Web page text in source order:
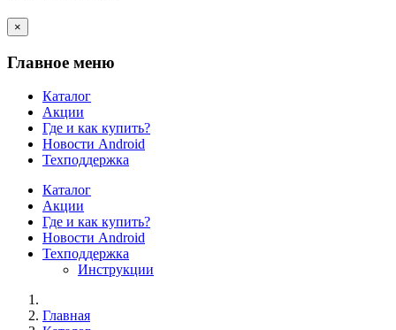
×
Главное меню
Каталог
Акции
Где и как купить?
Новости Android
Техподдержка
Каталог
Акции
Где и как купить?
Новости Android
Техподдержка
Инструкции
Главная